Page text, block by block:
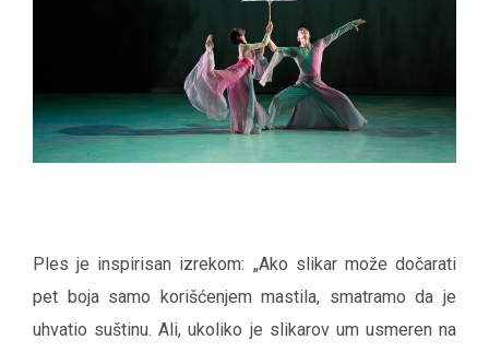
Ples je inspirisan izrekom: „Ako slikar može dočarati
pet boja samo korišćenjem mastila, smatramo da je
uhvatio suštinu. Ali, ukoliko je slikarov um usmeren na